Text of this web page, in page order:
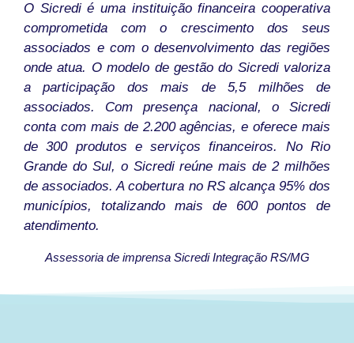
O Sicredi é uma instituição financeira cooperativa
comprometida com o crescimento dos seus
associados e com o desenvolvimento das regiões
onde atua. O modelo de gestão do Sicredi valoriza
a participação dos mais de 5,5 milhões de
associados. Com presença nacional, o Sicredi
conta com mais de 2.200 agências, e oferece mais
de 300 produtos e serviços financeiros.
No Rio
Grande do Sul, o Sicredi reúne mais de 2 milhões
de associados. A cobertura no RS alcança 95% dos
municípios, totalizando mais de 600 pontos de
atendimento.
Assessoria de imprensa Sicredi Integração RS/MG